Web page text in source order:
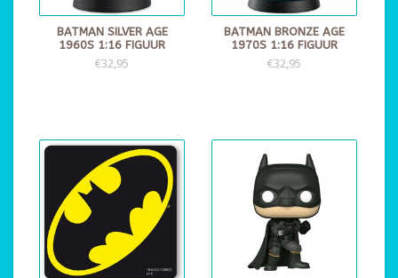
BATMAN SILVER AGE
1960S 1:16 FIGUUR
€32,95
BATMAN BRONZE AGE
1970S 1:16 FIGUUR
€32,95